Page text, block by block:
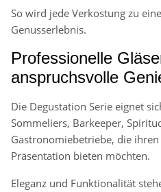
So wird jede Verkostung zu
Genusserlebnis.
Professionelle
anspruchsvolle
Die Degustation Serie eignet
Sommeliers, Barkeeper,
Gastronomiebetriebe, die
Präsentation bieten möchten.
Eleganz und Funktionalität